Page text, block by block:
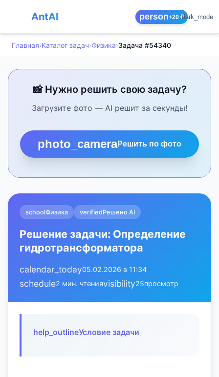
AntAI person+20 ₽dark_mode
Главная›Каталог задач›Физика›Задача #54340
📸 Нужно решить свою задачу?
Загрузите фото — AI решит за секунды!
photo_cameraРешить по фото
schoolФизика verifiedРешено AI
Решение задачи: Определение
гидротрансформатора
calendar_today05.02.2026 в 11:34
schedule2 мин. чтенияvisibility25просмотр
help_outlineУсловие задачи